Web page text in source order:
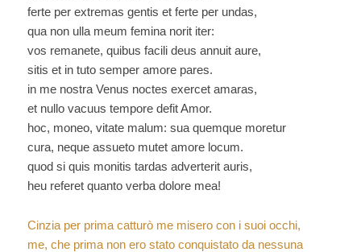
ferte per extremas gentis et ferte per undas,
qua non ulla meum femina norit iter:
vos remanete, quibus facili deus annuit aure,
sitis et in tuto semper amore pares.
in me nostra Venus noctes exercet amaras,
et nullo vacuus tempore defit Amor.
hoc, moneo, vitate malum: sua quemque moretur
cura, neque assueto mutet amore locum.
quod si quis monitis tardas adverterit auris,
heu referet quanto verba dolore mea!
Cinzia per prima catturò me misero con i suoi occhi,
me, che prima non ero stato conquistato da nessuna